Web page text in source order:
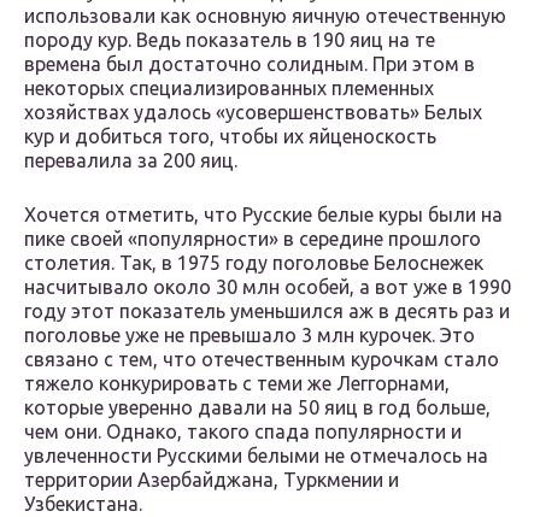
использовали как основную яичную отечественную
породу кур. Ведь показатель в 190 яиц на те
времена был достаточно солидным. При этом в
некоторых специализированных племенных
хозяйствах удалось «усовершенствовать» Белых
кур и добиться того, чтобы их яйценоскость
перевалила за 200 яиц.
Хочется отметить, что Русские белые куры были на
пике своей «популярности» в середине прошлого
столетия. Так, в 1975 году поголовье Белоснежек
насчитывало около 30 млн особей, а вот уже в 1990
году этот показатель уменьшился аж в десять раз и
поголовье уже не превышало 3 млн курочек. Это
связано с тем, что отечественным курочкам стало
тяжело конкурировать с теми же Леггорнами,
которые уверенно давали на 50 яиц в год больше,
чем они. Однако, такого спада популярности и
увлеченности Русскими белыми не отмечалось на
территории Азербайджана, Туркмении и
Узбекистана.